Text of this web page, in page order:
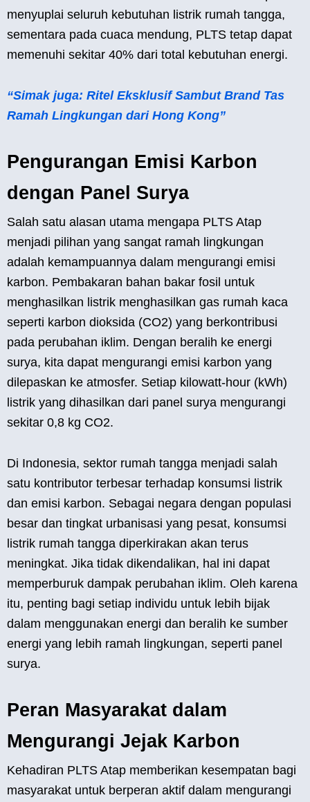
menyuplai seluruh kebutuhan listrik rumah tangga,
sementara pada cuaca mendung, PLTS tetap dapat
memenuhi sekitar 40% dari total kebutuhan energi.
“Simak juga: Ritel Eksklusif Sambut Brand Tas
Ramah Lingkungan dari Hong Kong”
Pengurangan Emisi Karbon
dengan Panel Surya
Salah satu alasan utama mengapa PLTS Atap
menjadi pilihan yang sangat ramah lingkungan
adalah kemampuannya dalam mengurangi emisi
karbon. Pembakaran bahan bakar fosil untuk
menghasilkan listrik menghasilkan gas rumah kaca
seperti karbon dioksida (CO2) yang berkontribusi
pada perubahan iklim. Dengan beralih ke energi
surya, kita dapat mengurangi emisi karbon yang
dilepaskan ke atmosfer. Setiap kilowatt-hour (kWh)
listrik yang dihasilkan dari panel surya mengurangi
sekitar 0,8 kg CO2.
Di Indonesia, sektor rumah tangga menjadi salah
satu kontributor terbesar terhadap konsumsi listrik
dan emisi karbon. Sebagai negara dengan populasi
besar dan tingkat urbanisasi yang pesat, konsumsi
listrik rumah tangga diperkirakan akan terus
meningkat. Jika tidak dikendalikan, hal ini dapat
memperburuk dampak perubahan iklim. Oleh karena
itu, penting bagi setiap individu untuk lebih bijak
dalam menggunakan energi dan beralih ke sumber
energi yang lebih ramah lingkungan, seperti panel
surya.
Peran Masyarakat dalam
Mengurangi Jejak Karbon
Kehadiran PLTS Atap memberikan kesempatan bagi
masyarakat untuk berperan aktif dalam mengurangi